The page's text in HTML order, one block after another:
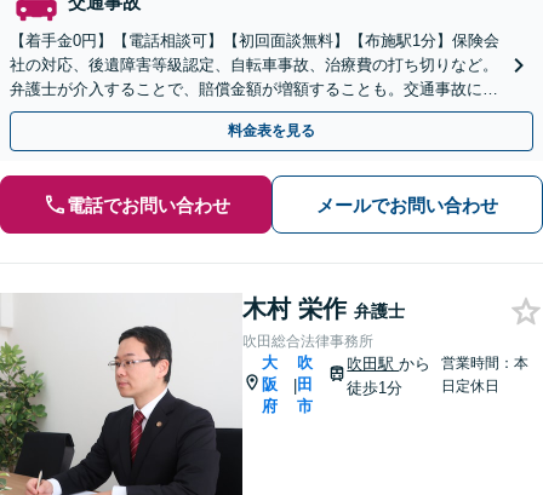
【着手金0円】【電話相談可】【初回面談無料】【布施駅1分】保険会
社の対応、後遺障害等級認定、自転車事故、治療費の打ち切りなど。
弁護士が介入することで、賠償金額が増額することも。交通事故に直
面したら、まずはご相談【夜間・休日面談OK】
料金表を見る
電話でお問い合わせ メールでお問い合わせ
木村 栄作 弁護士
吹田総合法律事務所
大
阪
府
|
吹
田
市
吹田駅から
徒歩1分
営業時間：本
日定休日